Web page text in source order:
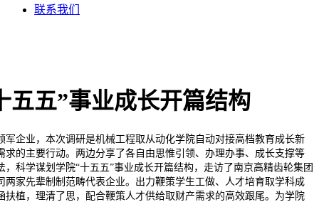
联系我们
五五”事业成长开篇结构
业，本次调研是机械工程取从动化学院自动对接高档教育成长新
求的主要行动。两边分享了各自由思惟引领、办理办事、成长支撑等
，科学谋划学院“十五五”事业成长开篇结构，走访了南京高精齿轮集团
两家先辈制制范畴代表企业。出力鞭策学生工做、人才培育取学科成
扶植，理清了思，配合鞭策人才供给取财产需求的高效跟尾。为学院